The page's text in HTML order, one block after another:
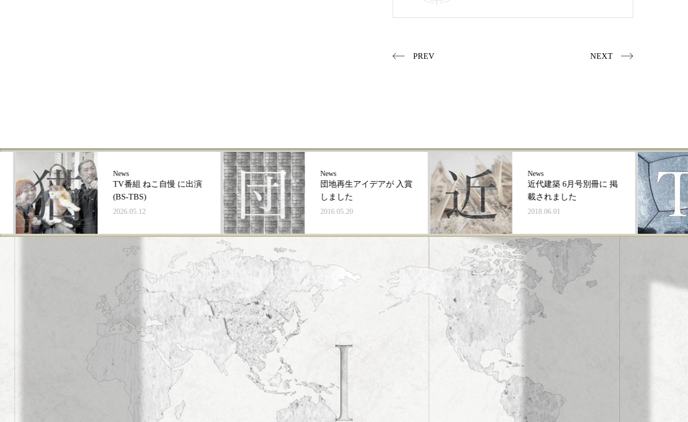
PREV NEXT
News
TV番組 ねこ自慢 に出演
(BS-TBS)
2026.05.12
News
団地再生アイデアが 入賞
しました
2016.05.20
News
近代建築 6月号別冊に 掲
載されました
2018.06.01